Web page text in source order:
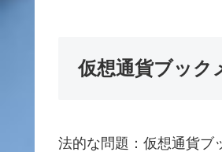
仮想通貨ブック
法的な問題：仮想通貨ブ